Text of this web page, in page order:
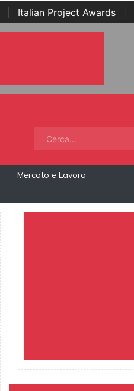
Italian Project Awards
Mercato e Lavoro